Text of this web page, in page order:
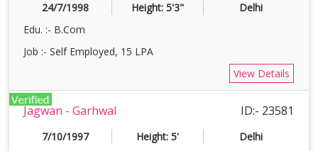
24/7/1998 Height: 5'3"
Delhi
Edu. :- B.Com
Job :- Self Employed, 15 LPA
View Details
Jagwan - Garhwal ID:- 23581
7/10/1997 Height: 5'
Delhi